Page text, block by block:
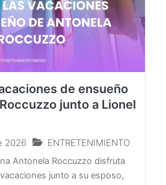
de ensueño
junto a Lionel
2026 ENTRETENIMIENTO
Antonela Roccuzzo disfruta